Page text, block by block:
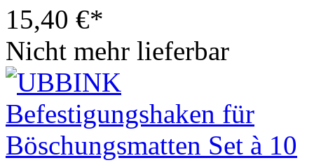
15,40 €*
Nicht mehr lieferbar